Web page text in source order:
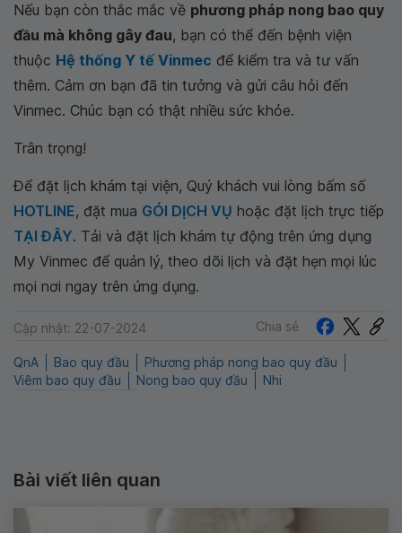
Nếu bạn còn thắc mắc về phương pháp nong bao quy
đầu mà không gây đau, bạn có thể đến bệnh viện
thuộc Hệ thống Y tế Vinmec để kiểm tra và tư vấn
thêm. Cảm ơn bạn đã tin tưởng và gửi câu hỏi đến
Vinmec. Chúc bạn có thật nhiều sức khỏe.
Trân trọng!
Để đặt lịch khám tại viện, Quý khách vui lòng bấm số
HOTLINE, đặt mua GÓI DỊCH VỤ hoặc đặt lịch trực tiếp
TẠI ĐÂY. Tải và đặt lịch khám tự động trên ứng dụng
My Vinmec để quản lý, theo dõi lịch và đặt hẹn mọi lúc
mọi nơi ngay trên ứng dụng.
Cập nhật: 22-07-2024 Chia sẻ
QnA Bao quy đầu
Phương pháp nong bao quy đầu
Viêm bao quy đầu
Nong bao quy đầu Nhi
Bài viết liên quan